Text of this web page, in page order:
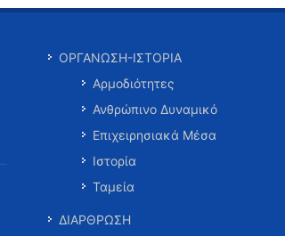
ΟΡΓΑΝΩΣΗ-ΙΣΤΟΡΙΑ
Αρμοδιότητες
Ανθρώπινο Δυναμικό
Επιχειρησιακά Μέσα
Ιστορία
Ταμεία
ΔΙΑΡΘΡΩΣΗ